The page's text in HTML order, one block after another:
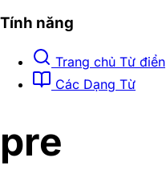
Tính năng
Trang chủ Từ điển
Các Dạng Từ
pre